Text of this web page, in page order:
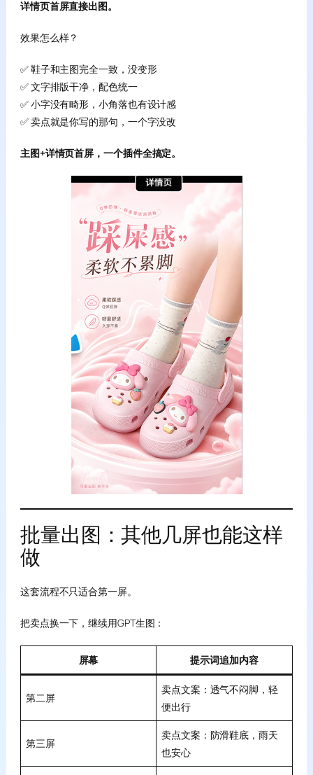
详情页首屏直接出图。
效果怎么样？
✅ 鞋子和主图完全一致，没变形
✅ 文字排版干净，配色统一
✅ 小字没有畸形，小角落也有设计感
✅ 卖点就是你写的那句，一个字没改
主图+详情页首屏，一个插件全搞定。
批量出图：其他几屏也能这样
做
这套流程不只适合第一屏。
把卖点换一下，继续用GPT生图：
屏幕 提示词追加内容
第二屏
卖点文案：透气不闷脚，轻
便出行
第三屏
卖点文案：防滑鞋底，雨天
也安心